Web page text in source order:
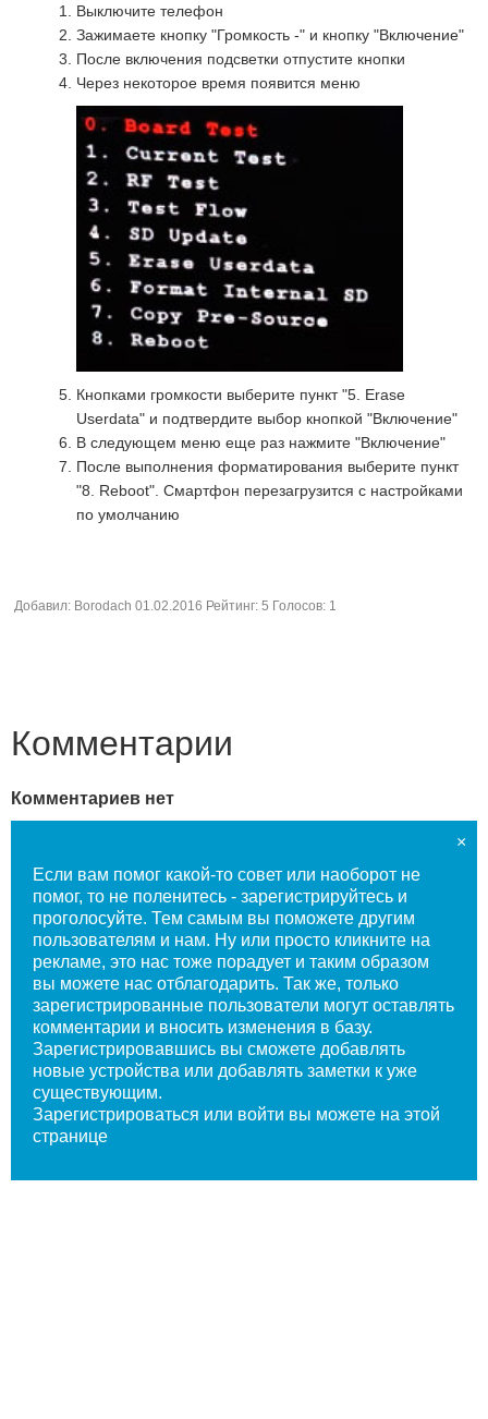
Выключите телефон
Зажимаете кнопку "Громкость -" и кнопку "Включение"
После включения подсветки отпустите кнопки
Через некоторое время появится меню
Кнопками громкости выберите пункт "5. Erase
Userdata" и подтвердите выбор кнопкой "Включение"
В следующем меню еще раз нажмите "Включение"
После выполнения форматирования выберите пункт
"8. Reboot". Смартфон перезагрузится с настройками
по умолчанию
Добавил: Borodach 01.02.2016 Рейтинг: 5 Голосов: 1
Комментарии
Комментариев нет
×
Если вам помог какой-то совет или наоборот не
помог, то не поленитесь - зарегистрируйтесь и
проголосуйте. Тем самым вы поможете другим
пользователям и нам. Ну или просто кликните на
рекламе, это нас тоже порадует и таким образом
вы можете нас отблагодарить. Так же, только
зарегистрированные пользователи могут оставлять
комментарии и вносить изменения в базу.
Зарегистрировавшись вы сможете добавлять
новые устройства или добавлять заметки к уже
существующим.
Зарегистрироваться или войти вы можете на этой
странице